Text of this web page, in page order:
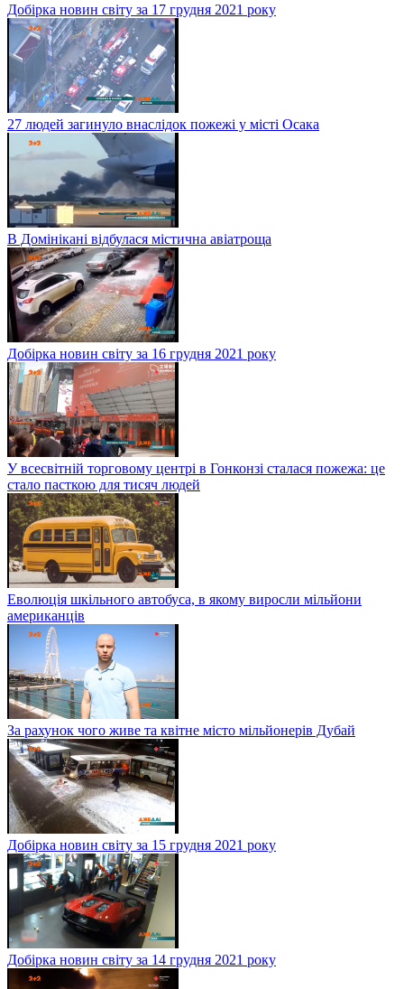
Добірка новин світу за 17 грудня 2021 року
27 людей загинуло внаслідок пожежі у місті Осака
В Домінікані відбулася містична авіатроща
Добірка новин світу за 16 грудня 2021 року
У всесвітній торговому центрі в Гонконзі сталася пожежа: це
стало пасткою для тисяч людей
Еволюція шкільного автобуса, в якому виросли мільйони
американців
За рахунок чого живе та квітне місто мільйонерів Дубай
Добірка новин світу за 15 грудня 2021 року
Добірка новин світу за 14 грудня 2021 року